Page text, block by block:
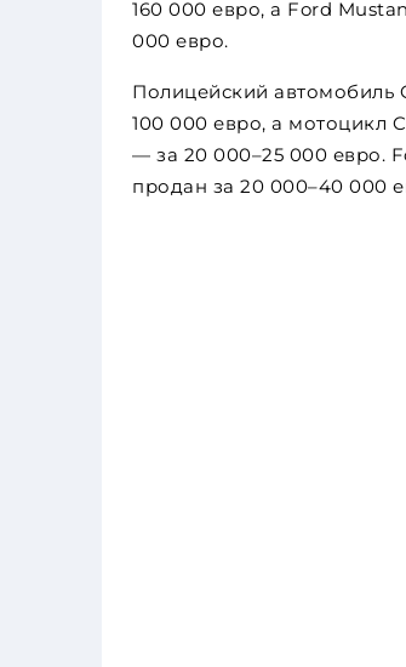
160 000 евро, а Ford
000 евро.
Полицейский автомобиль
100 000 евро, а мотоцикл
— за 20 000–25 000 евро.
продан за 20 000–40 000